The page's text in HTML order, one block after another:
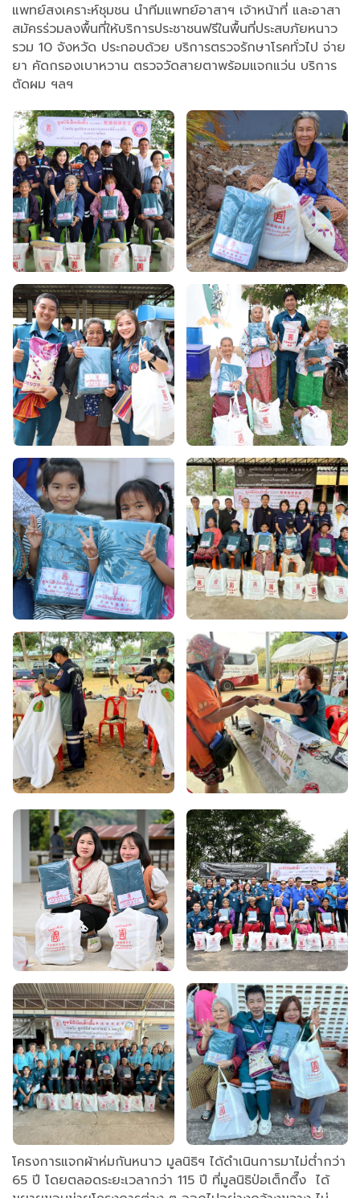
แพทย์สงเคราะห์ชุมชน นำทีมแพทย์อาสาฯ เจ้าหน้าที่ และอาสา
สมัครร่วมลงพื้นที่ให้บริการประชาชนฟรีในพื้นที่ประสบภัยหนาว
รวม 10 จังหวัด ประกอบด้วย บริการตรวจรักษาโรคทั่วไป จ่าย
ยา คัดกรองเบาหวาน ตรวจวัดสายตาพร้อมแจกแว่น บริการ
ตัดผม ฯลฯ
โครงการแจกผ้าห่มกันหนาว มูลนิธิฯ ได้ดำเนินการมาไม่ต่ำกว่า
65 ปี โดยตลอดระยะเวลากว่า 115 ปี ที่มูลนิธิป่อเต็กตึ๊ง ได้